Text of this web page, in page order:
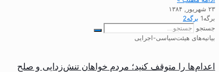
۲۳ شهریور, ۱۳۸۴
برگه1 برگه2
جستجو
بیانیه‌های هیئت‌سیاسی-اجرایی
اعدام‌ها را متوقف کنید؛ مردم خواهان تنش‌زدایی و صلح